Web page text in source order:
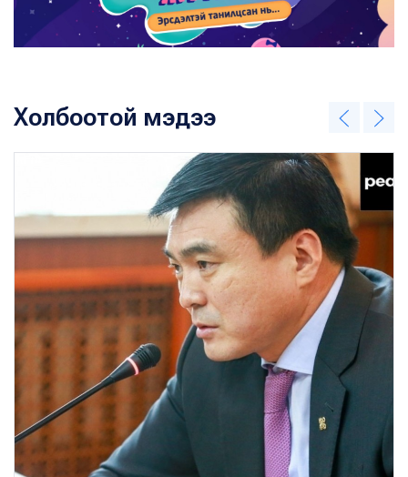
Холбоотой мэдээ